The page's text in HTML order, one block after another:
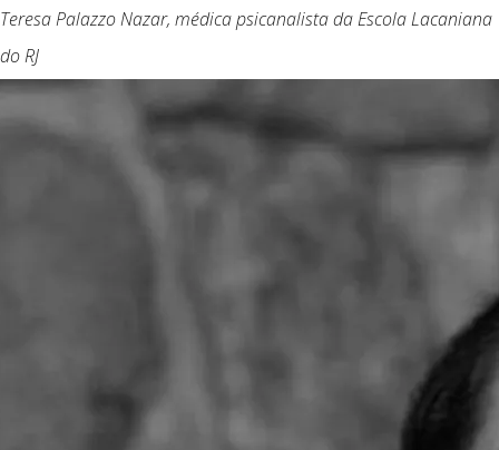
Teresa Palazzo Nazar, médica psicanalista da Escola Lacaniana
do RJ